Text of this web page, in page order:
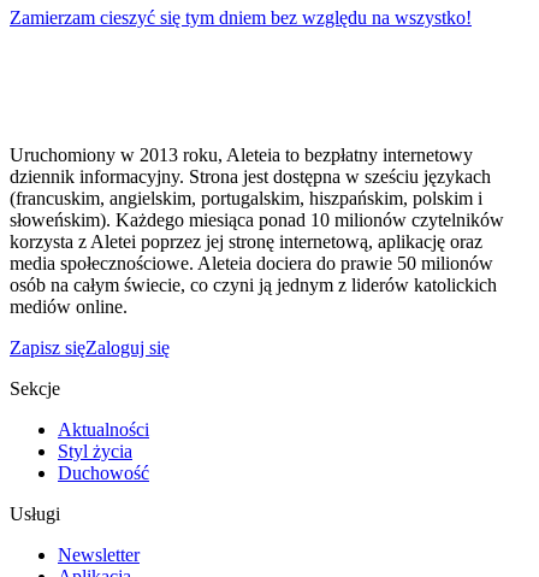
Zamierzam cieszyć się tym dniem bez względu na wszystko!
Uruchomiony w 2013 roku, Aleteia to bezpłatny internetowy
dziennik informacyjny. Strona jest dostępna w sześciu językach
(francuskim, angielskim, portugalskim, hiszpańskim, polskim i
słoweńskim). Każdego miesiąca ponad 10 milionów czytelników
korzysta z Aletei poprzez jej stronę internetową, aplikację oraz
media społecznościowe. Aleteia dociera do prawie 50 milionów
osób na całym świecie, co czyni ją jednym z liderów katolickich
mediów online.
Zapisz sięZaloguj się
Sekcje
Aktualności
Styl życia
Duchowość
Usługi
Newsletter